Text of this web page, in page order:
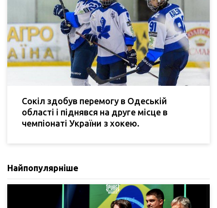
Сокіл здобув перемогу в Одеській
області і піднявся на друге місце в
чемпіонаті України з хокею.
Найпопулярніше